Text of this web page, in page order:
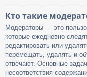
Кто такие
Модераторы — это
которые ежедневно
редактировать или
перемещать, удалять и
отвечают. Основные
несоответствия